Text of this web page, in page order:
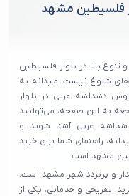
فلسیطین مشهد
بالا در بلوار فلسیطین
شلوغ نیست. میدانه به
دشداشه عربی در بلوار
به این صفحه، می‌توانید
عربی آشنا شوید و
راهنمای شما برای خرید
مشهد است.
و پرتردد شهر مشهد است.
تفریحی و خدماتی، یکی از